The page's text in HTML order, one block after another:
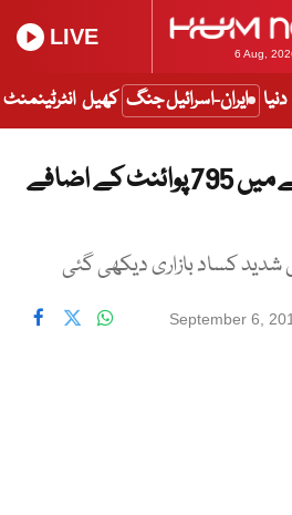
6 Aug,
LIVE
دنیا ایران-اسرائیل جنگ کھیل انٹرٹینمنٹ
اسٹاک مارکیٹ ہفتے میں 795 پوائنٹ کے اضافے
شدید کساد بازاری دیکھی گئی
September 6,